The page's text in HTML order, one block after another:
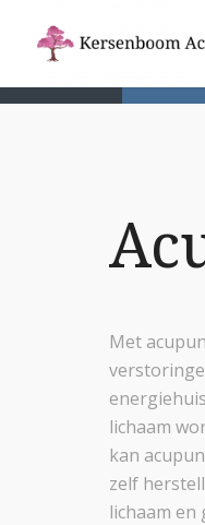
Met
lichaam
kan
zelf
lichaam en